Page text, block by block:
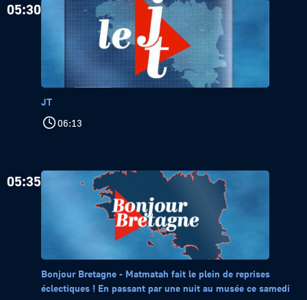
05:30
JT
06:13
05:35
Bonjour Bretagne - Matmatah fait le plein de reprises
éclectiques ! En passant par une nuit au musée ce samedi